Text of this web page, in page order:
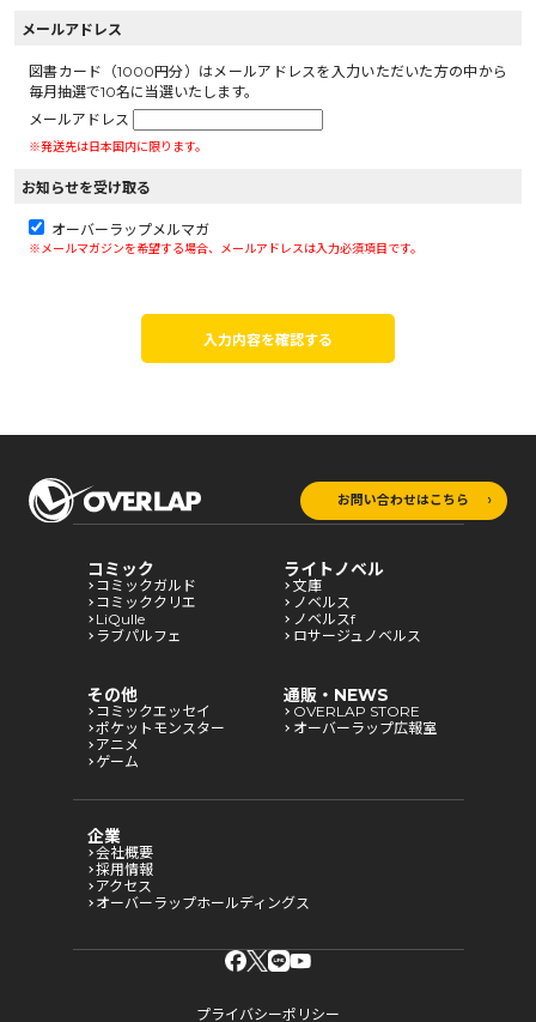
メールアドレス
図書カード（1000円分）はメールアドレスを入力いただいた方の中から
毎月抽選で10名に当選いたします。
メールアドレス
※発送先は日本国内に限ります。
お知らせを受け取る
オーバーラップメルマガ
※メールマガジンを希望する場合、メールアドレスは入力必須項目です。
入力内容を確認する
お問い合わせはこちら
コミック
コミックガルド
コミッククリエ
LiQulle
ラブパルフェ
ライトノベル
文庫
ノベルス
ノベルスf
ロサージュノベルス
その他
コミックエッセイ
ポケットモンスター
アニメ
ゲーム
通販・NEWS
OVERLAP STORE
オーバーラップ広報室
企業
会社概要
採用情報
アクセス
オーバーラップホールディングス
プライバシーポリシー